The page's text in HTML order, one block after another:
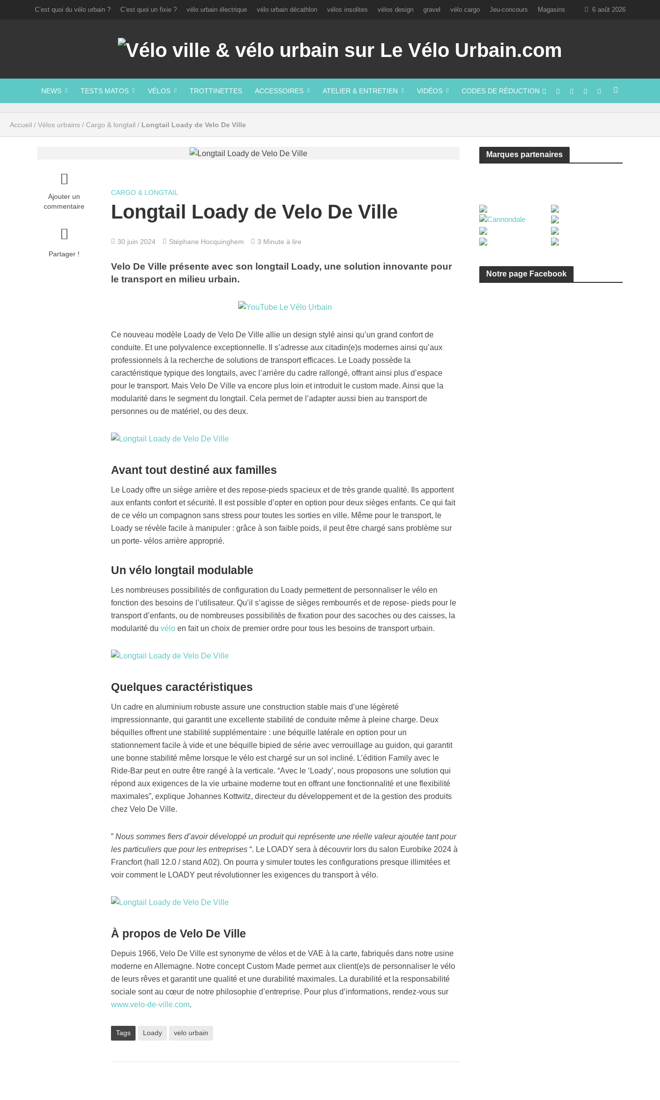
C’est quoi du vélo urbain ? C’est quoi un fixie ? vélo urbain électrique vélo urbain décathlon vélos insolites vélos design gravel vélo cargo Jeu-concours Magasins 6 août 2026
NEWS TESTS MATOS VÉLOS TROTTINETTES ACCESSOIRES ATELIER & ENTRETIEN VIDÉOS CODES DE RÉDUCTION
Accueil / Vélos urbains / Cargo & longtail / Longtail Loady de Velo De Ville
Ajouter un
commentaire
Partager !
CARGO & LONGTAIL
Longtail Loady de Velo De Ville
30 juin 2024 Stéphane Hocquinghem 3 Minute à lire
Velo De Ville présente avec son longtail Loady, une solution innovante pour
le transport en milieu urbain.
Ce nouveau modèle Loady de Velo De Ville allie un design stylé ainsi qu’un grand confort de
conduite. Et une polyvalence exceptionnelle. Il s’adresse aux citadin(e)s modernes ainsi qu’aux
professionnels à la recherche de solutions de transport efficaces. Le Loady possède la
caractéristique typique des longtails, avec l’arrière du cadre rallongé, offrant ainsi plus d’espace
pour le transport. Mais Velo De Ville va encore plus loin et introduit le custom made. Ainsi que la
modularité dans le segment du longtail. Cela permet de l’adapter aussi bien au transport de
personnes ou de matériel, ou des deux.
Avant tout destiné aux familles
Le Loady offre un siège arrière et des repose-pieds spacieux et de très grande qualité. Ils apportent
aux enfants confort et sécurité. Il est possible d’opter en option pour deux sièges enfants. Ce qui fait
de ce vélo un compagnon sans stress pour toutes les sorties en ville. Même pour le transport, le
Loady se révèle facile à manipuler : grâce à son faible poids, il peut être chargé sans problème sur
un porte- vélos arrière approprié.
Un vélo longtail modulable
Les nombreuses possibilités de configuration du Loady permettent de personnaliser le vélo en
fonction des besoins de l’utilisateur. Qu’il s’agisse de sièges rembourrés et de repose- pieds pour le
transport d’enfants, ou de nombreuses possibilités de fixation pour des sacoches ou des caisses, la
modularité du véloen fait un choix de premier ordre pour tous les besoins de transport urbain.
Quelques caractéristiques
Un cadre en aluminium robuste assure une construction stable mais d’une légèreté
impressionnante, qui garantit une excellente stabilité de conduite même à pleine charge. Deux
béquilles offrent une stabilité supplémentaire : une béquille latérale en option pour un
stationnement facile à vide et une béquille bipied de série avec verrouillage au guidon, qui garantit
une bonne stabilité même lorsque le vélo est chargé sur un sol incliné. L’édition Family avec le
Ride-Bar peut en outre être rangé à la verticale. “Avec le ‘Loady’, nous proposons une solution qui
répond aux exigences de la vie urbaine moderne tout en offrant une fonctionnalité et une flexibilité
maximales”, explique Johannes Kottwitz, directeur du développement et de la gestion des produits
chez Velo De Ville.
” Nous sommes fiers d’avoir développé un produit qui représente une réelle valeur ajoutée tant pour
les particuliers que pour les entreprises“. Le LOADY sera à découvrir lors du salon Eurobike 2024 à
Francfort (hall 12.0 / stand A02). On pourra y simuler toutes les configurations presque illimitées et
voir comment le LOADY peut révolutionner les exigences du transport à vélo.
À propos de Velo De Ville
Depuis 1966, Velo De Ville est synonyme de vélos et de VAE à la carte, fabriqués dans notre usine
moderne en Allemagne. Notre concept Custom Made permet aux client(e)s de personnaliser le vélo
de leurs rêves et garantit une qualité et une durabilité maximales. La durabilité et la responsabilité
sociale sont au cœur de notre philosophie d’entreprise. Pour plus d’informations, rendez-vous sur
www.velo-de-ville.com.
Tags Loady velo urbain
Marques partenaires
Notre page Facebook